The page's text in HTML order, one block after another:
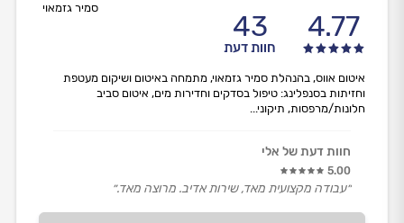
סמיר גזמאוי
4.77
43
חוות דעת
איטום אווס, בהנהלת סמיר גזמאוי, מתמחה באיטום ושיקום מעטפת
וחזיתות בסנפלינג: טיפול בסדקים וחדירות מים, איטום סביב
חלונות/מרפסות, תיקוני...
חוות דעת של אלי
5.00
״עבודה מקצועית מאד, שירות אדיב. מרוצה מאד.״